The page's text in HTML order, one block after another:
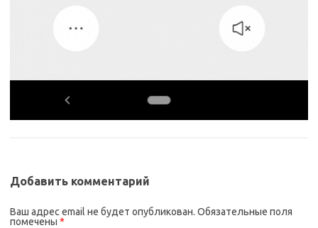
Добавить комментарий
Ваш адрес email не будет опубликован. Обязательные поля
помечены *